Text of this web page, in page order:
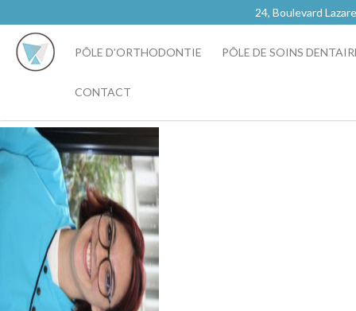
24, Boulevard
PÔLE D’ORTHODONTIE PÔLE DE SOINS
CONTACT